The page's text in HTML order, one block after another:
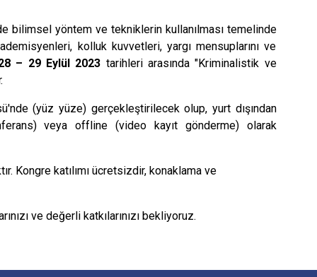
bilimsel yöntem ve tekniklerin kullanılması temelinde
kolluk kuvvetleri, yargı mensuplarını ve
– 29 Eylül 2023 tarihleri arasında "Kriminalistik ve
(yüz yüze) gerçekleştirilecek olup, yurt dışından
veya offline (video kayıt gönderme) olarak
Kongre katılımı ücretsizdir, konaklama ve
ve değerli katkılarınızı bekliyoruz.